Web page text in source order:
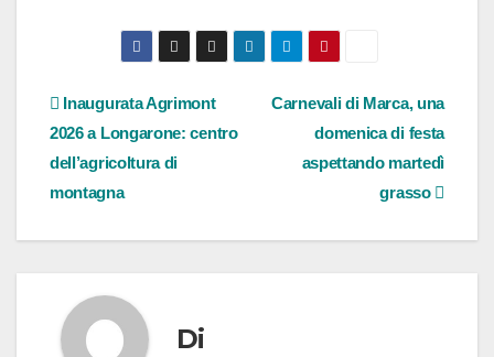
Navigazione
articoli
Carnevali di Marca, una
domenica di festa
aspettando martedì
grasso
Inaugurata Agrimont
2026 a Longarone: centro
dell’agricoltura di
montagna
Di